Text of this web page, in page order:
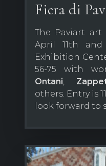
Fiera di
The Paviart
April 11th
Exhibition
56-75 with
Ontani,
others. Entry is
look forward to